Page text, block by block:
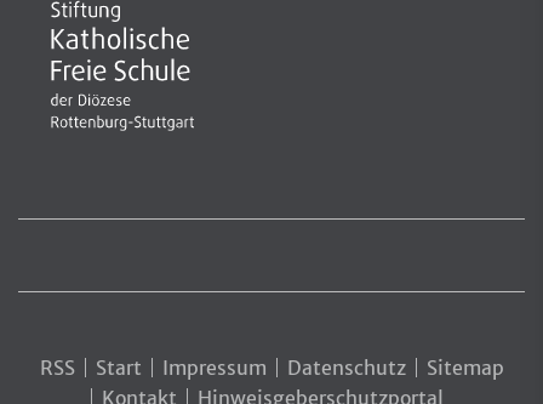
RSS Start Impressum Datenschutz
Sitemap
Kontakt
Hinweisgeberschutzportal